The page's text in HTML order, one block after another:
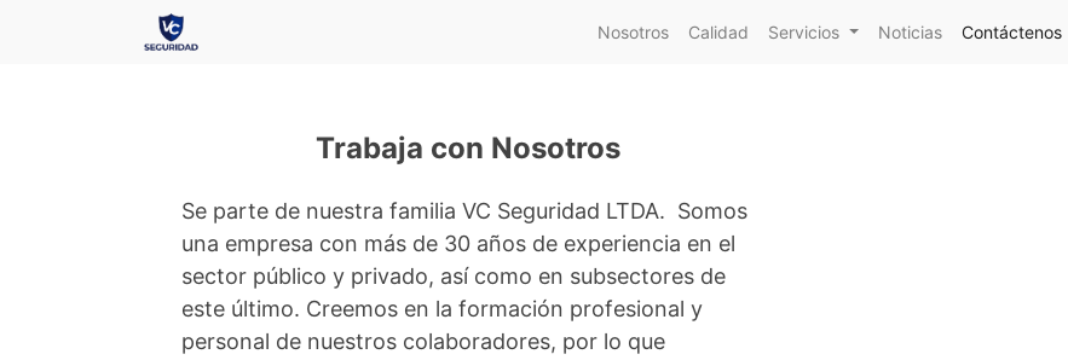
Nosotros Calidad Servicios Noticias Contáctenos
Trabaja con Nosotros
Se parte de nuestra familia VC Seguridad LTDA. Somos
una empresa con más de 30 años de experiencia en el
sector público y privado, así como en subsectores de
este último. Creemos en la formación profesional y
personal de nuestros colaboradores, por lo que